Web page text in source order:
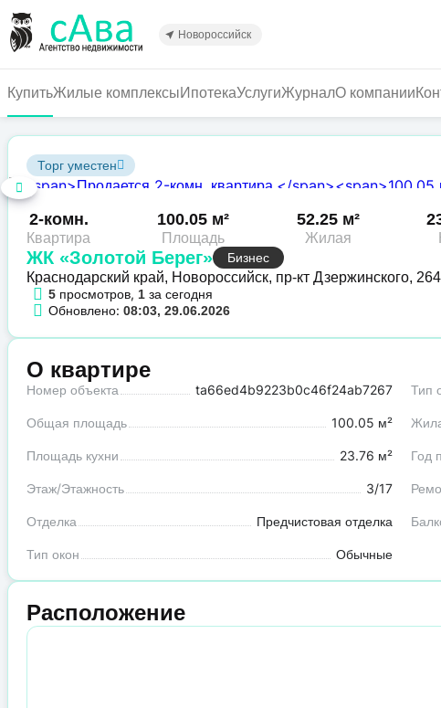
Перейти
основному
Новороссийск
КупитьЖилые комплексыИпотекаУслугиЖурналО компании
Торг уместен
2-комн.
Квартира
100.05 м²
Площадь
52.25 м²
Жилая
ЖК «Золотой Берег»
Бизнес
Краснодарский край, Новороссийск, пр-кт Дзержинского,
5 просмотров, 1 за сегодня
Обновлено: 08:03, 29.06.2026
О квартире
Номер объекта ta66ed4b9223b0c46f24ab7267 Тип
Общая площадь 100.05 м²
Площадь кухни 23.76 м² Год
Этаж/Этажность 3/17
Отделка Предчистовая отделка
Тип окон Обычные
Расположение